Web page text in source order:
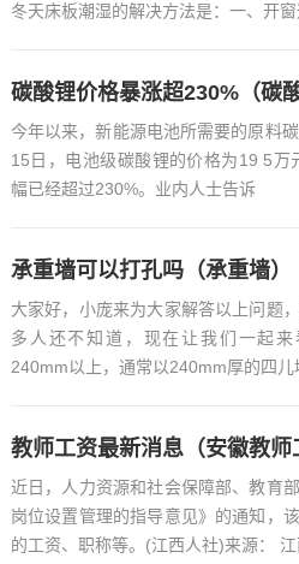
冬天床板潮湿的解决方法是：一、开窗
碳酸锂价格暴涨超230%（碳
今年以来，新能源电池所需要的原料
15日，电池级碳酸锂的价格为19 5
幅已经超过230%。业内人士告诉
承重墙可以打孔吗（承重墙）
大家好，小庞来为大家解答以上问题
多人还不知道，现在让我们一起
240mm以上，通常以240mm厚的四儿
教师工资最新消息（安徽教师
近日，人力资源和社会保障部、教育
岗位设置管理的指导意见》的通知，
的工资、职称等。(江西人社)来源： 江